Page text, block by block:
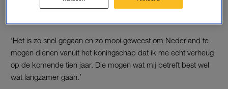
volgende tien jaar vol goede moed en veel energie in te gaan’,
‘Het is zo snel gegaan en zo mooi geweest om Nederland te
mogen dienen vanuit het koningschap dat ik me echt verheug
op de komende tien jaar. Die mogen wat mij betreft best wel
wat langzamer gaan.’